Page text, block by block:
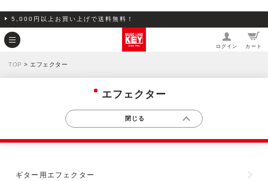
5,000円以上お買い上げで送料無料！
ログイン カート
TOP > エフェクター
エフェクター
ギター用エフェクター